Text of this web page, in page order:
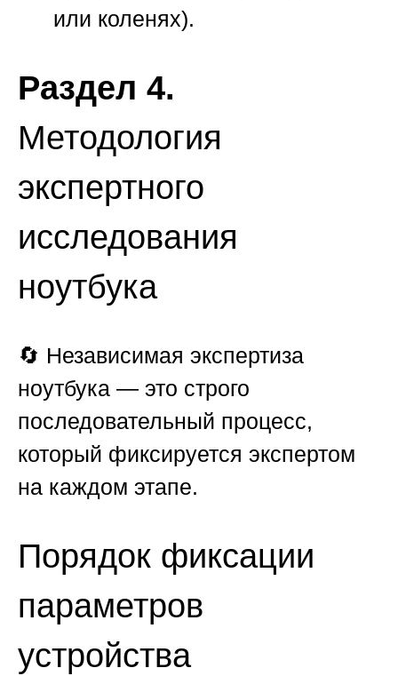
или коленях).
Раздел 4.
Методология
экспертного
исследования
ноутбука
🔄 Независимая экспертиза
ноутбука — это строго
последовательный процесс,
который фиксируется экспертом
на каждом этапе.
Порядок фиксации
параметров
устройства